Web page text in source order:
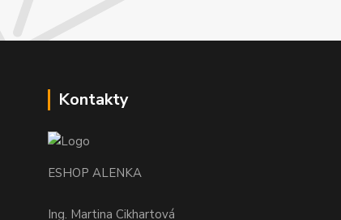
Kontakty
ESHOP ALENKA
Ing. Martina Cikhartová